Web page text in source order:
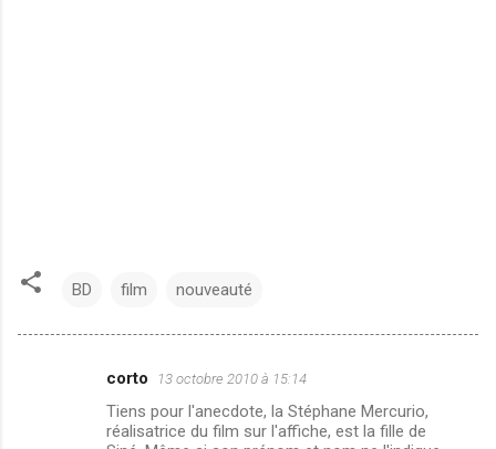
BD film nouveauté
corto 13 octobre 2010 à 15:14
Tiens pour l'anecdote, la Stéphane Mercurio,
réalisatrice du film sur l'affiche, est la fille de